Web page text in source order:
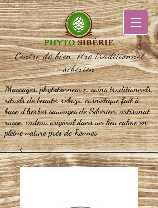
Centre de bien-être traditionnel
sibérien
Massages, phytotonneaux, soins traditionnels,
rituels de beauté, rebozo, cosmétique fait à
base d'herbes sauvages de Sibérien, artisanat
russe, cadeau original dans un lieu calme en
pleine nature près de Rennes